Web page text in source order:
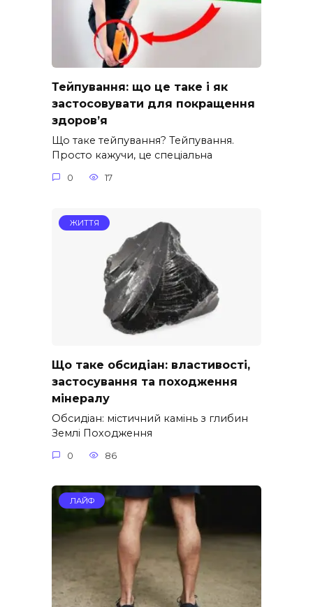
Тейпування: що це таке і як
застосовувати для покращення
здоров’я
Що таке тейпування? Тейпування.
Просто кажучи, це спеціальна
0 17
ЖИТТЯ
Що таке обсидіан: властивості,
застосування та походження
мінералу
Обсидіан: містичний камінь з глибин
Землі Походження
0 86
ЛАЙФ